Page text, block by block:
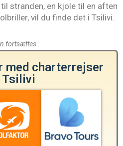
stranden, en kjole til en aften
vil du finde det i Tsilivi.
fortsættes...
med charterrejser